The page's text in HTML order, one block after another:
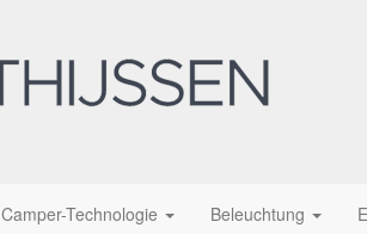
Camper-Technologie Beleuchtung